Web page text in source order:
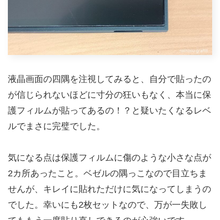
液晶画面の四隅を注視してみると、自分で貼ったの
が信じられないほどに寸分の狂いもなく、本当に保
護フィルムが貼ってあるの！？と疑いたくなるレベ
ルでまさに完璧でした。
気になる点は保護フィルムに傷のような小さな点が
2カ所あったこと。ベゼルの隅っこなので目立ちま
せんが、キレイに貼れただけに気になってしまうの
でした。幸いにも2枚セットなので、万が一失敗し